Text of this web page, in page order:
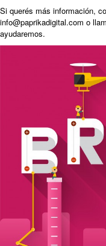
Si querés más información,
info@paprikadigital.com o
ayudaremos.